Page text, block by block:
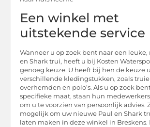
Een winkel met
uitstekende service
Wanneer u op zoek bent naar een leuke,
en Shark trui, heeft u bij Kosten
genoeg keuze. U heeft bij hen de keuze
verschillende kledingstukken, zoals
overhemden en polo’s. Als u op zoek
specifieke maat, staan hun
om u te voorzien van persoonlijk advies.
mogelijk om uw nieuwe Paul en Shark
laten maken in deze winkel in Breskens.